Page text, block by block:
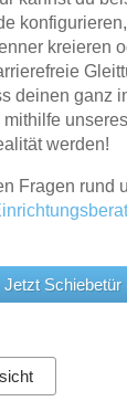
kreieren
deinen ganz
werden!
Fragen rund
Jetzt Schiebetür